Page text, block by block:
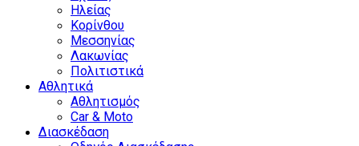
Ηλείας
Κορίνθου
Μεσσηνίας
Λακωνίας
Πολιτιστικά
Αθλητικά
Αθλητισμός
Car & Moto
Διασκέδαση